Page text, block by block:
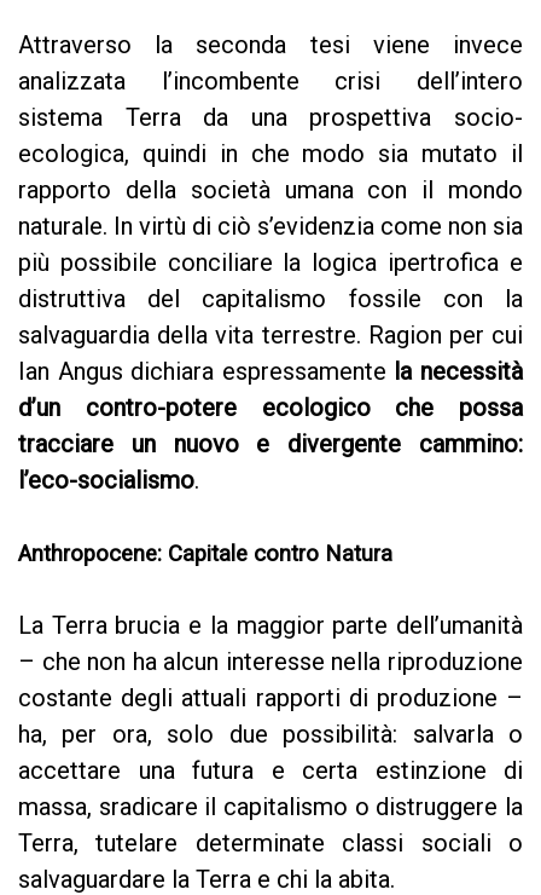
Attraverso la seconda tesi viene invece
analizzata l’incombente crisi dell’intero
sistema Terra da una prospettiva socio-
ecologica, quindi in che modo sia mutato il
rapporto della società umana con il mondo
naturale. In virtù di ciò s’evidenzia come non sia
più possibile conciliare la logica ipertrofica e
distruttiva del capitalismo fossile con la
salvaguardia della vita terrestre. Ragion per cui
Ian Angus dichiara espressamente la necessità
d’un contro-potere ecologico che possa
tracciare un nuovo e divergente cammino:
l’eco-socialismo.
Anthropocene: Capitale contro Natura
La Terra brucia e la maggior parte dell’umanità
– che non ha alcun interesse nella riproduzione
costante degli attuali rapporti di produzione –
ha, per ora, solo due possibilità: salvarla o
accettare una futura e certa estinzione di
massa, sradicare il capitalismo o distruggere la
Terra, tutelare determinate classi sociali o
salvaguardare la Terra e chi la abita.